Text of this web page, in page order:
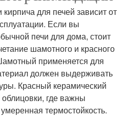
для печей зависит от
Если вы
печи для дома, стоит
шамотного и красного
применяется для
должен выдерживать
Красный керамический
где важны
термостойкость.